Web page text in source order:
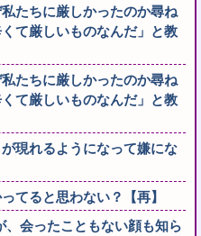
たちに厳しかったのか尋ね
て厳しいものなんだ」と教
たちに厳しかったのか尋ね
て厳しいものなんだ」と教
現れるようになって嫌にな
てると思わない？【再】
会ったこともない顔も知ら